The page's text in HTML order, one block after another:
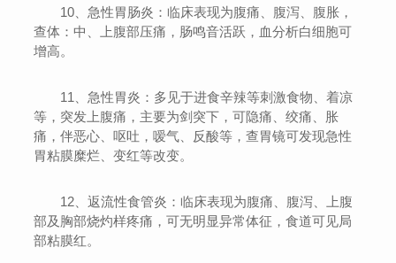
10、急性胃肠炎：临床表现为腹痛、腹泻、腹胀，
查体：中、上腹部压痛，肠鸣音活跃，血分析白细胞可
增高。
11、急性胃炎：多见于进食辛辣等刺激食物、着凉
等，突发上腹痛，主要为剑突下，可隐痛、绞痛、胀
痛，伴恶心、呕吐，嗳气、反酸等，查胃镜可发现急性
胃粘膜糜烂、变红等改变。
12、返流性食管炎：临床表现为腹痛、腹泻、上腹
部及胸部烧灼样疼痛，可无明显异常体征，食道可见局
部粘膜红。